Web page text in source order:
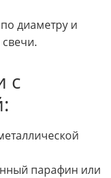
диаметру и
с
парафин или